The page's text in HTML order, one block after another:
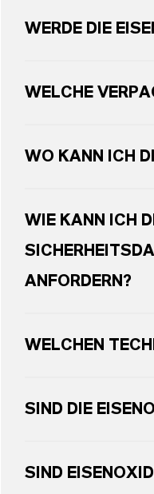
WERDE DIE
WELCHE
WO KANN ICH
WIE KANN ICH
ANFORDERN?
WELCHEN
SIND DIE
SIND